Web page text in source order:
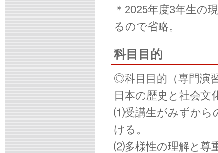
＊2025年度3年生の
るので省略。
科目目的
◎科目目的（専門演
日本の歴史と社会文
⑴受講生がみずから
ける。
⑵多様性の理解と尊